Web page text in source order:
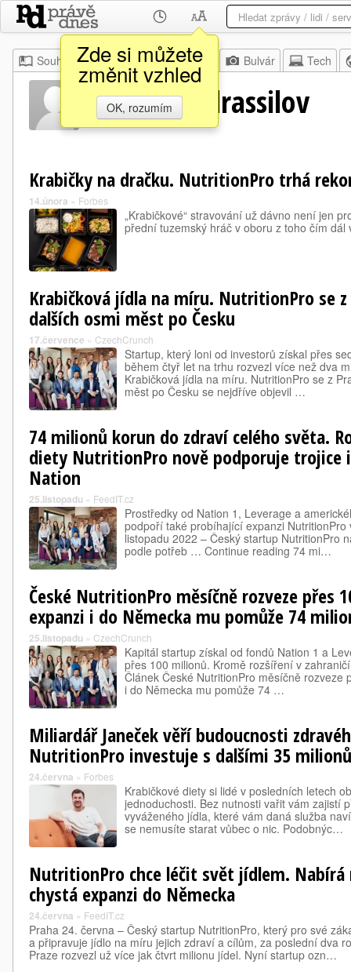
Zde si můžete
změnit vzhled
OK, rozumím
Souhrn Moje Z domova Bulvár Tech
Nurlan Abdrassilov
Krabičky na dračku. NutritionPro trhá
14.února » Forbes
„Krabičkové“ stravování už dávno není jen
přední tuzemský hráč v oboru z toho čím dál
Krabičková jídla na míru. NutritionPro se
dalších osmi měst po Česku
17.července » CzechCrunch
Startup, který loni od investorů získal přes
během čtyř let na trhu rozvezl více než dva
Krabičková jídla na míru. NutritionPro se z
měst po Česku se nejdříve objevil …
74 milionů korun do zdraví celého světa.
diety NutritionPro nově podporuje trojice
Nation
25.listopadu » FeedIT.cz
Prostředky od Nation 1, Leverage a
podpoří také probíhající expanzi NutritionPro
listopadu 2022 – Český startup NutritionPro
podle potřeb … Continue reading 74 mi…
České NutritionPro měsíčně rozveze přes
expanzi i do Německa mu pomůže 74
25.listopadu » CzechCrunch
Kapitál startup získal od fondů Nation 1 a
přes 100 milionů. Kromě rozšíření v
Článek České NutritionPro měsíčně rozveze
i do Německa mu pomůže 74 …
Miliardář Janeček věří budoucnosti
NutritionPro investuje s dalšími 35 milionů
24.června » Forbes
Krabičkové diety si lidé v posledních letech
jednoduchosti. Bez nutnosti vařit vám zajistí
vyváženého jídla, které vám daná služba
se nemusíte starat vůbec o nic. Podobnýc…
NutritionPro chce léčit svět jídlem.
chystá expanzi do Německa
24.června » FeedIT.cz
Praha 24. června – Český startup NutritionPro, který pro své
a připravuje jídlo na míru jejich zdraví a cílům, za poslední dva
Praze rozvezl už více jak čtvrt milionu jídel. Nyní startup ozn…